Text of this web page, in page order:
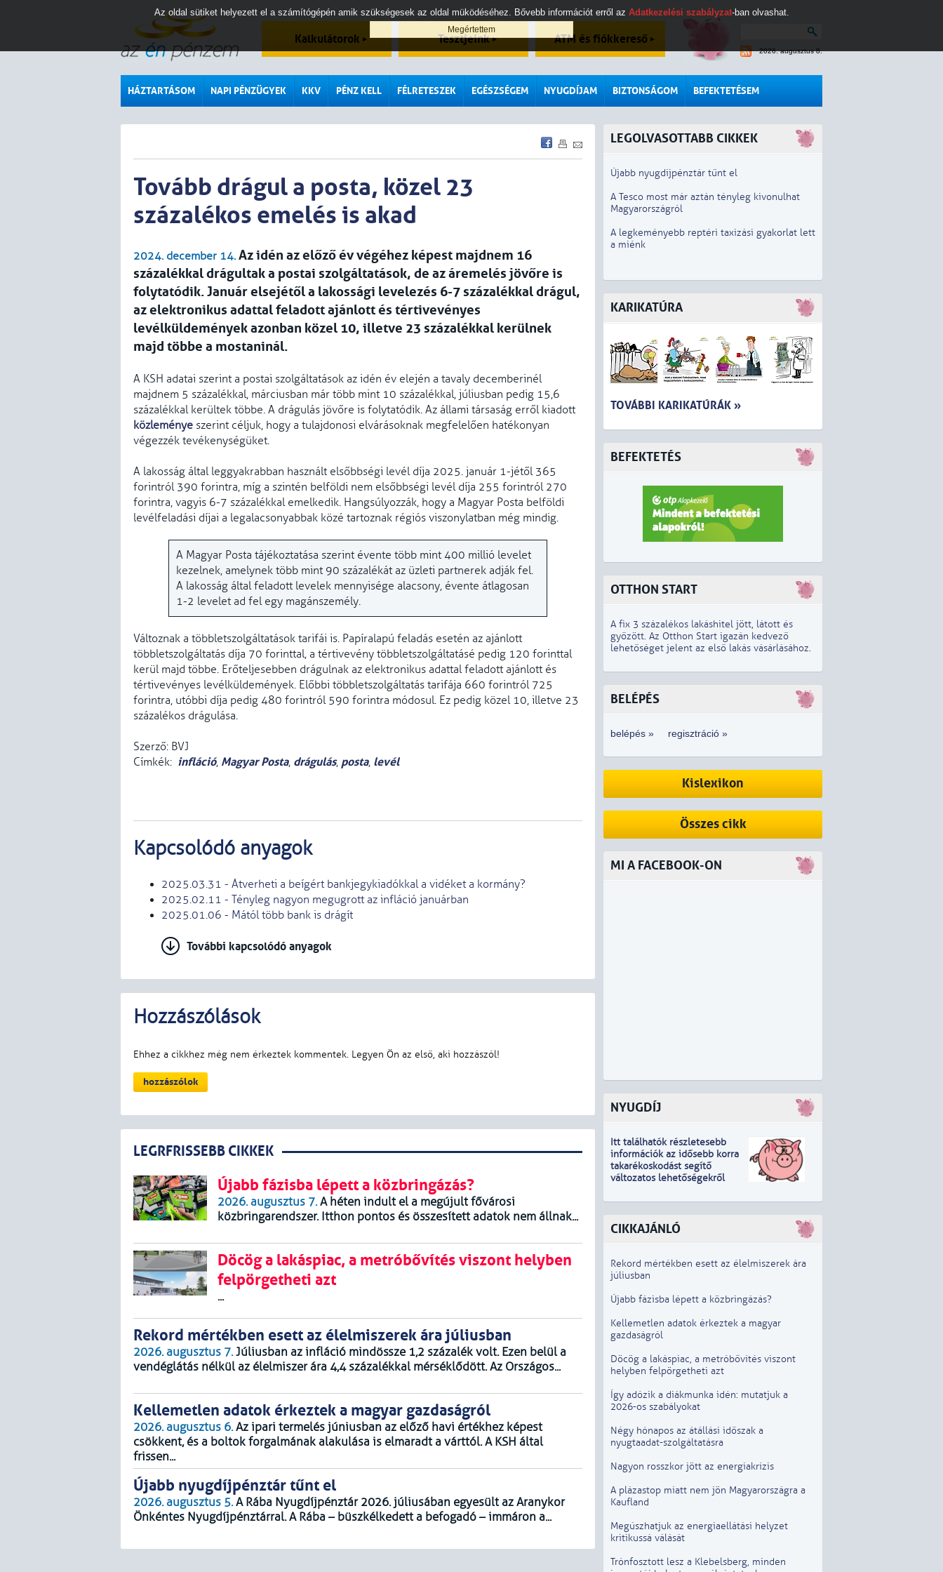
Kalkulátorok Tesztjeink ATM és fiókkereső
2026. augusztus 8.
HÁZTARTÁSOM NAPI PÉNZÜGYEK KKV PÉNZ KELL FÉLRETESZEK EGÉSZSÉGEM NYUGDÍJAM BIZTONSÁGOM BEFEKTETÉSEM
Tovább drágul a posta, közel 23
százalékos emelés is akad
2024. december 14. Az idén az előző év végéhez képest majdnem 16
százalékkal drágultak a postai szolgáltatások, de az áremelés jövőre is
folytatódik. Január elsejétől a lakossági levelezés 6-7 százalékkal drágul,
az elektronikus adattal feladott ajánlott és tértivevényes
levélküldemények azonban közel 10, illetve 23 százalékkal kerülnek
majd többe a mostaninál.
A KSH adatai szerint a postai szolgáltatások az idén év elején a tavaly decemberinél
majdnem 5 százalékkal, márciusban már több mint 10 százalékkal, júliusban pedig 15,6
százalékkal kerültek többe. A drágulás jövőre is folytatódik. Az állami társaság erről kiadott
közleménye szerint céljuk, hogy a tulajdonosi elvárásoknak megfelelően hatékonyan
végezzék tevékenységüket.
A lakosság által leggyakrabban használt elsőbbségi levél díja 2025. január 1-jétől 365
forintról 390 forintra, míg a szintén belföldi nem elsőbbségi levél díja 255 forintról 270
forintra, vagyis 6-7 százalékkal emelkedik. Hangsúlyozzák, hogy a Magyar Posta belföldi
levélfeladási díjai a legalacsonyabbak közé tartoznak régiós viszonylatban még mindig.
A Magyar Posta tájékoztatása szerint évente több mint 400 millió levelet
kezelnek, amelynek több mint 90 százalékát az üzleti partnerek adják fel.
A lakosság által feladott levelek mennyisége alacsony, évente átlagosan
1-2 levelet ad fel egy magánszemély.
Változnak a többletszolgáltatások tarifái is. Papíralapú feladás esetén az ajánlott
többletszolgáltatás díja 70 forinttal, a tértivevény többletszolgáltatásé pedig 120 forinttal
kerül majd többe. Erőteljesebben drágulnak az elektronikus adattal feladott ajánlott és
tértivevényes levélküldemények. Előbbi többletszolgáltatás tarifája 660 forintról 725
forintra, utóbbi díja pedig 480 forintról 590 forintra módosul. Ez pedig közel 10, illetve 23
százalékos drágulása.
Szerző: BVJ
Címkék: infláció, Magyar Posta, drágulás, posta, levél
Kapcsolódó anyagok
2025.03.31 - Átverheti a beígért bankjegykiadókkal a vidéket a kormány?
2025.02.11 - Tényleg nagyon megugrott az infláció januárban
2025.01.06 - Mától több bank is drágít
További kapcsolódó anyagok
LEGRFRISSEBB CIKKEK
Újabb fázisba lépett a közbringázás?
2026. augusztus 7.A héten indult el a megújult fővárosi
közbringarendszer. Itthon pontos és összesített adatok nem állnak...
Döcög a lakáspiac, a metróbővítés viszont helyben
felpörgetheti azt
...
Rekord mértékben esett az élelmiszerek ára júliusban
2026. augusztus 7.Júliusban az infláció mindössze 1,2 százalék volt. Ezen belül a
vendéglátás nélkül az élelmiszer ára 4,4 százalékkal mérséklődött. Az Országos...
Kellemetlen adatok érkeztek a magyar gazdaságról
2026. augusztus 6.Az ipari termelés júniusban az előző havi értékhez képest
csökkent, és a boltok forgalmának alakulása is elmaradt a várttól. A KSH által
frissen...
Újabb nyugdíjpénztár tűnt el
2026. augusztus 5.A Rába Nyugdíjpénztár 2026. júliusában egyesült az Aranykor
Önkéntes Nyugdíjpénztárral. A Rába – büszkélkedett a befogadó – immáron a...
LEGOLVASOTTABB CIKKEK
Újabb nyugdíjpénztár tűnt el
A Tesco most már aztán tényleg kivonulhat
Magyarországról
A legkeményebb reptéri taxizási gyakorlat lett
a miénk
KARIKATÚRA
TOVÁBBI KARIKATÚRÁK »
BEFEKTETÉS
OTTHON START
A fix 3 százalékos lakáshitel jött, látott és
győzött. Az Otthon Start igazán kedvező
lehetőséget jelent az első lakás vásárlásához.
BELÉPÉS
belépés » regisztráció »
Kislexikon
Összes cikk
MI A FACEBOOK-ON
NYUGDÍJ
Itt találhatók részletesebb
információkaz idősebb korra
takarékoskodást segítő
változatos lehetőségekről
CIKKAJÁNLÓ
Rekord mértékben esett az élelmiszerek ára
júliusban
Újabb fázisba lépett a közbringázás?
Kellemetlen adatok érkeztek a magyar
gazdaságról
Döcög a lakáspiac, a metróbővítés viszont
helyben felpörgetheti azt
Így adózik a diákmunka idén: mutatjuk a
2026-os szabályokat
Négy hónapos az átállási időszak a
nyugtaadat-szolgáltatásra
Nagyon rosszkor jött az energiakrízis
A plázastop miatt nem jön Magyarországra a
Kaufland
Megúszhatjuk az energiaellátási helyzet
kritikussá válását
Trónfosztott lesz a Klebelsberg, minden
Az oldal sütiket helyezett el a számítógépén amik szükségesek az oldal müködéséhez. Bővebb információt erről az Adatkezelési szabályzat-ban olvashat.